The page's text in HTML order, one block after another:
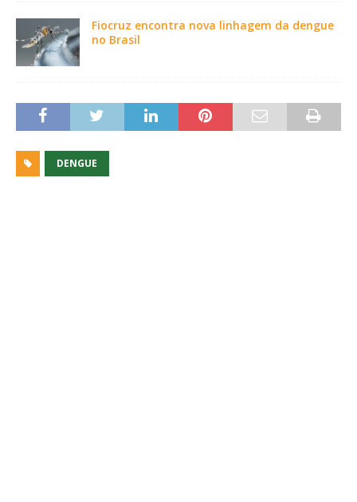
Fiocruz encontra nova linhagem da dengue
no Brasil
DENGUE